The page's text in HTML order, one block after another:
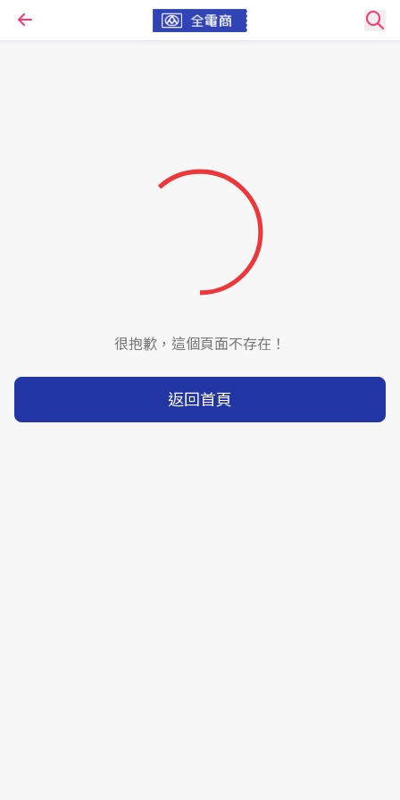
很抱歉，這個頁面不存在！
返回首頁